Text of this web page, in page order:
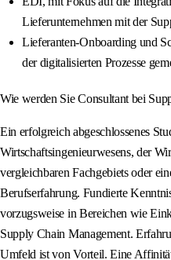
Lieferunternehmen mit der
Lieferanten-Onboarding und
der digitalisierten Prozesse
Wie werden Sie Consultant bei
Ein erfolgreich abgeschlossenes
Wirtschaftsingenieurwesens, der
vergleichbaren Fachgebiets oder
Berufserfahrung. Fundierte
vorzugsweise in Bereichen wie
Supply Chain Management.
Umfeld ist von Vorteil. Eine